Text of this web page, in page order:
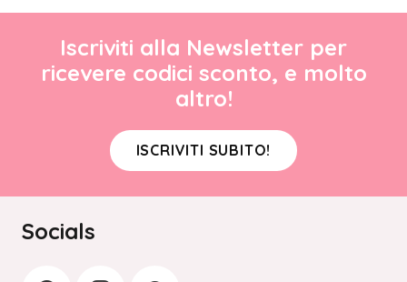
Iscriviti alla Newsletter per
ricevere codici sconto, e molto
altro!
ISCRIVITI SUBITO!
Socials